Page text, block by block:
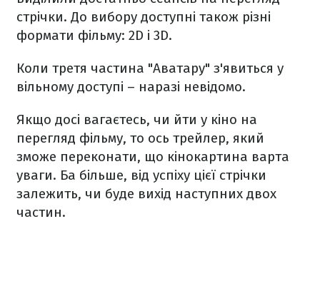
стрічки. До вибору доступні також різні
формати фільму: 2D і 3D.
Коли третя частина "Аватару" з'явиться у
вільному доступі – наразі невідомо.
Якщо досі вагаєтесь, чи йти у кіно на
перегляд фільму, то ось трейлер, який
зможе переконати, що кінокартина варта
уваги. Ба більше, від успіху цієї стрічки
залежить, чи буде вихід наступних двох
частин.